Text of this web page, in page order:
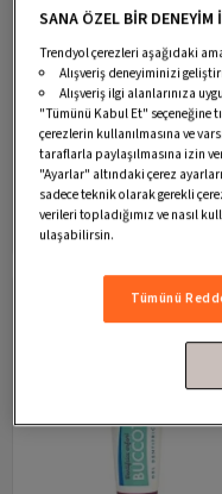
Buccotherm Florürlü Diş
(Hassas Diş Etleri Için)
(11
Kargo Bedava
Kupon Fırsatı
Kargo Bedava
649,90 TL
Trendyol Plus ile 584,91 TL
Sepete Ekle
SANA ÖZEL BİR
Trendyol çerezleri aşağıdaki
Alışveriş deneyiminizi
Alışveriş ilgi alanlarınıza
"Tümünü Kabul Et" seçeneğine
çerezlerin kullanılmasına ve
taraflarla paylaşılmasına izin
"Ayarlar" altındaki çerez
sadece teknik olarak gerekli
verileri topladığımız ve nasıl
ulaşabilirsin.
Tümünü